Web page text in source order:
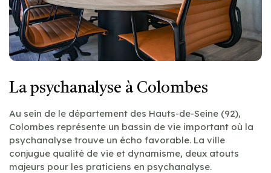
La psychanalyse à Colombes
Au sein de le département des Hauts-de-Seine (92),
Colombes représente un bassin de vie important où la
psychanalyse trouve un écho favorable. La ville
conjugue qualité de vie et dynamisme, deux atouts
majeurs pour les praticiens en psychanalyse.